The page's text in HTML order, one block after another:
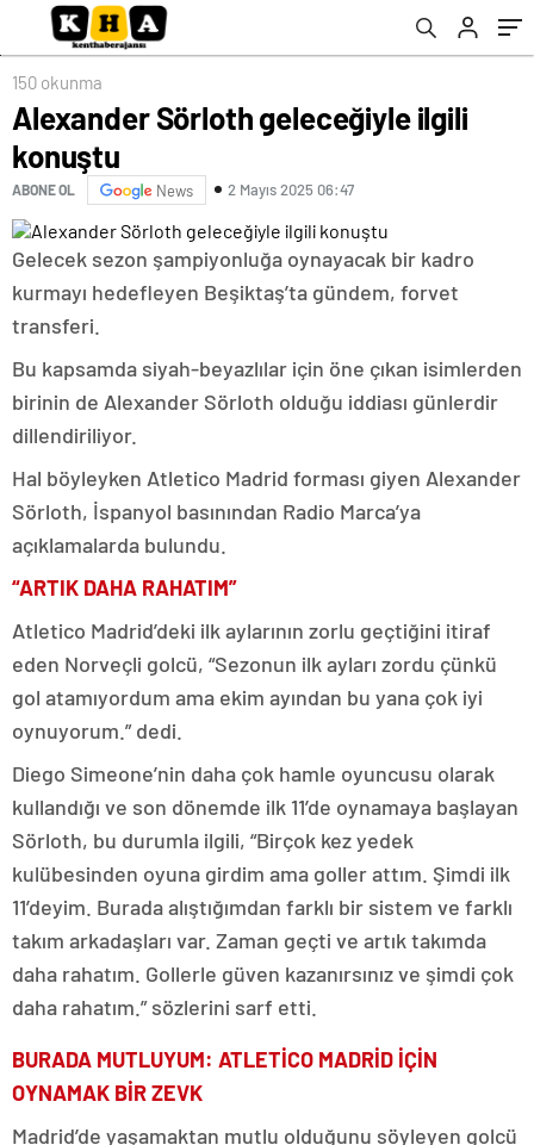
150 okunma
Alexander Sörloth geleceğiyle ilgili
konuştu
ABONE OL News 2 Mayıs 2025 06:47
Gelecek sezon şampiyonluğa oynayacak bir kadro
kurmayı hedefleyen Beşiktaş’ta gündem, forvet
transferi.
Bu kapsamda siyah-beyazlılar için öne çıkan isimlerden
birinin de Alexander Sörloth olduğu iddiası günlerdir
dillendiriliyor.
Hal böyleyken Atletico Madrid forması giyen Alexander
Sörloth, İspanyol basınından Radio Marca’ya
açıklamalarda bulundu.
“ARTIK DAHA RAHATIM”
Atletico Madrid’deki ilk aylarının zorlu geçtiğini itiraf
eden Norveçli golcü, “Sezonun ilk ayları zordu çünkü
gol atamıyordum ama ekim ayından bu yana çok iyi
oynuyorum.” dedi.
Diego Simeone’nin daha çok hamle oyuncusu olarak
kullandığı ve son dönemde ilk 11’de oynamaya başlayan
Sörloth, bu durumla ilgili, “Birçok kez yedek
kulübesinden oyuna girdim ama goller attım. Şimdi ilk
11’deyim. Burada alıştığımdan farklı bir sistem ve farklı
takım arkadaşları var. Zaman geçti ve artık takımda
daha rahatım. Gollerle güven kazanırsınız ve şimdi çok
daha rahatım.” sözlerini sarf etti.
BURADA MUTLUYUM: ATLETİCO MADRİD İÇİN
OYNAMAK BİR ZEVK
Madrid’de yaşamaktan mutlu olduğunu söyleyen golcü